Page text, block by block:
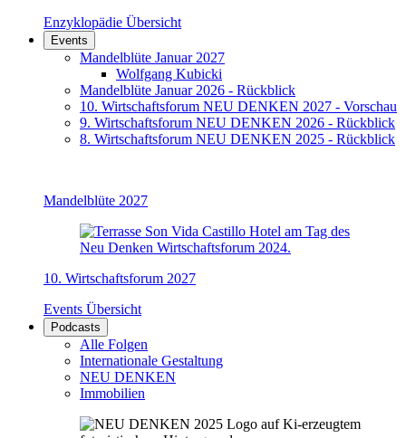
Enzyklopädie Übersicht
Events
Mandelblüte Januar 2027
Wolfgang Kubicki
Mandelblüte Januar 2026 - Rückblick
10. Wirtschaftsforum NEU DENKEN 2027 - Vorschau
9. Wirtschaftsforum NEU DENKEN 2026 - Rückblick
8. Wirtschaftsforum NEU DENKEN 2025 - Rückblick
Mandelblüte 2027
10. Wirtschaftsforum 2027
Events Übersicht
Podcasts
Alle Folgen
Internationale Gestaltung
NEU DENKEN
Immobilien